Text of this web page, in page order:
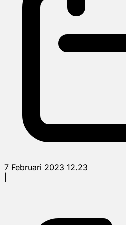
7 Februari 2023 12.23